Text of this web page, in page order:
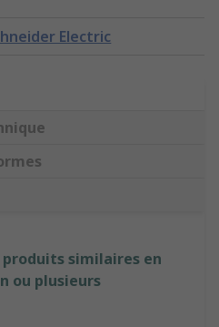
Electric
produits similaires en
ou plusieurs